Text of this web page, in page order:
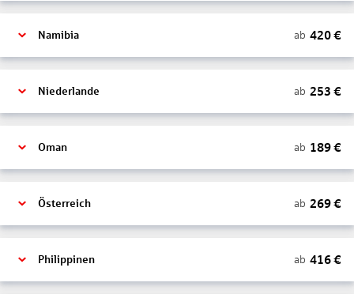
Namibia ab 420€
Niederlande ab 253 €
Oman ab 189€
Österreich ab 269€
Philippinen ab 416€